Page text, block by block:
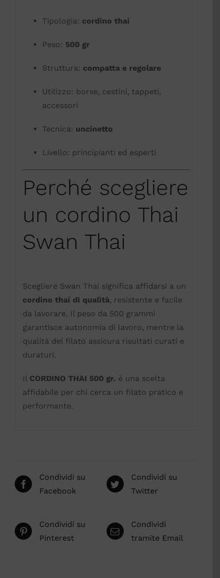
Tipologia: cordino thai
Peso: 500 gr
Struttura: compatta e regolare
Utilizzo: borse, cestini, tappeti,
accessori
Tecnica: uncinetto
Livello: principianti ed esperti
Perché scegliere
un cordino Thai
Swan Thai
Scegliere Swan Thai significa affidarsi a un
cordino thai di qualità, resistente e facile
da lavorare. Il peso da 500 grammi
garantisce autonomia di lavoro, mentre la
qualità del filato assicura risultati curati e
duraturi.
Il CORDINO THAI 500 gr. è una scelta
affidabile per chi cerca un filato pratico e
performante.
Condividi su
Facebook
Condividi su
Twitter
Condividi su
Pinterest
Condividi
tramite Email